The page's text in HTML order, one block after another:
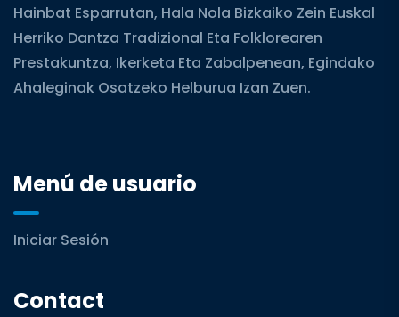
Hainbat Esparrutan, Hala Nola Bizkaiko Zein Euskal
Herriko Dantza Tradizional Eta Folklorearen
Prestakuntza, Ikerketa Eta Zabalpenean, Egindako
Ahaleginak Osatzeko Helburua Izan Zuen.
Menú de usuario
Iniciar Sesión
Contact